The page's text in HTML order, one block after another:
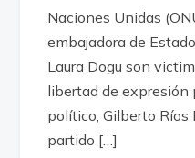
Naciones Unidas
embajadora de
Laura Dogu son
libertad de expresión
político, Gilberto
partido […]